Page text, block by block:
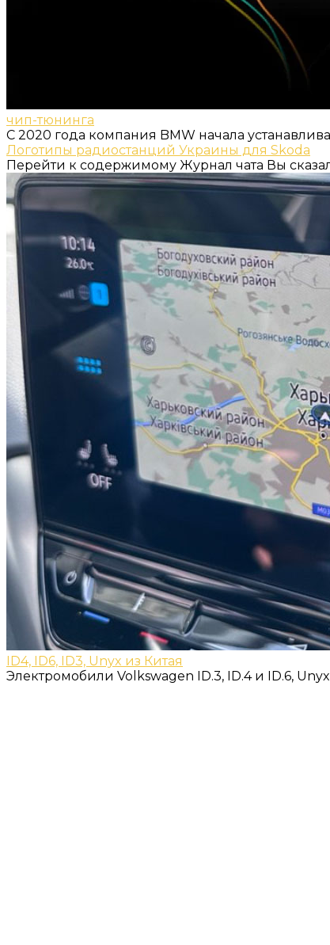
чип-тюнинга
С 2020 года компания BMW начала
Логотипы радиостанций Украины для Skoda
Перейти к содержимому Журнал чата Вы
ID4, ID6, ID3, Unyx из Китая
Электромобили Volkswagen ID.3, ID.4 и ID.6,